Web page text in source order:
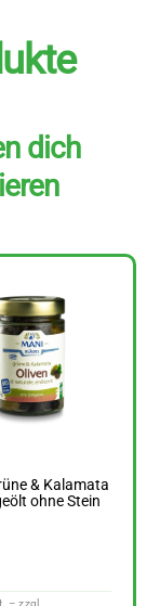
dich
& Kalamata
ohne Stein